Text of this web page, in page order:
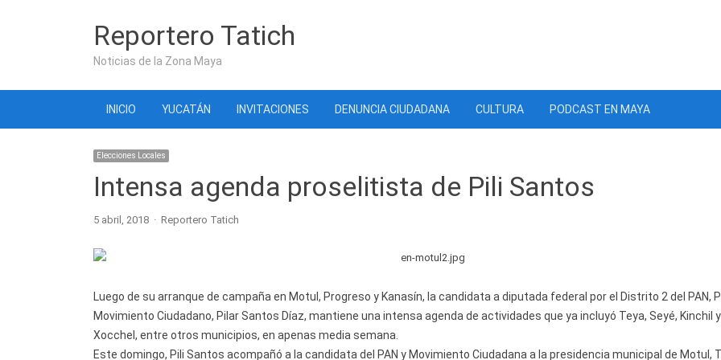
Reportero Tatich
Noticias de la Zona Maya
INICIO YUCATÁN INVITACIONES DENUNCIA CIUDADANA CULTURA PODCAST EN MAYA
Elecciones Locales
Intensa agenda proselitista de Pili Santos
5 abril, 2018 Author
Reportero Tatich
Luego de su arranque de campaña en Motul, Progreso y Kanasín, la candidata a diputada federal por el Distrito 2 del PAN,
Movimiento Ciudadano, Pilar Santos Díaz, mantiene una intensa agenda de actividades que ya incluyó Teya, Seyé, Kinchil y
Xocchel, entre otros municipios, en apenas media semana.
Este domingo, Pili Santos acompañó a la candidata del PAN y Movimiento Ciudadana a la presidencia municipal de Motul,